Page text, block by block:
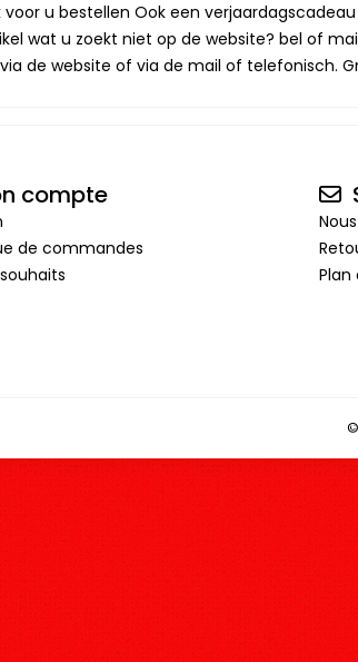
u bestellen Ook een
wat u zoekt niet op de website? bel of
de website of via de mail of telefonisch.
compte
de commandes
Plan